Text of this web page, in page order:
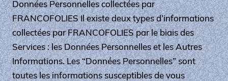
Données Personnelles collectées par
FRANCOFOLIES Il existe deux types d’informations
collectées par FRANCOFOLIES par le biais des
Services : les Données Personnelles et les Autres
Informations. Les “Données Personnelles” sont
toutes les informations susceptibles de vous